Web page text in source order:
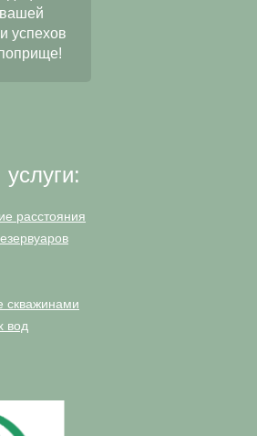
успехов
расстояния
скважинами
вод